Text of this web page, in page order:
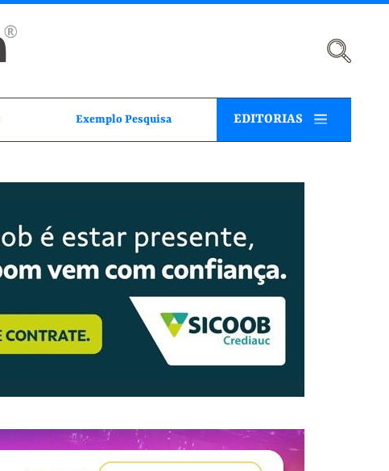
Exemplo Pesquisa EDITORIAS